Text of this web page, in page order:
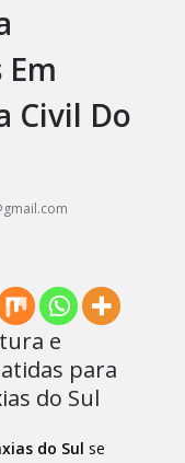
Civil Do
e
para
do Sul
do Sul se